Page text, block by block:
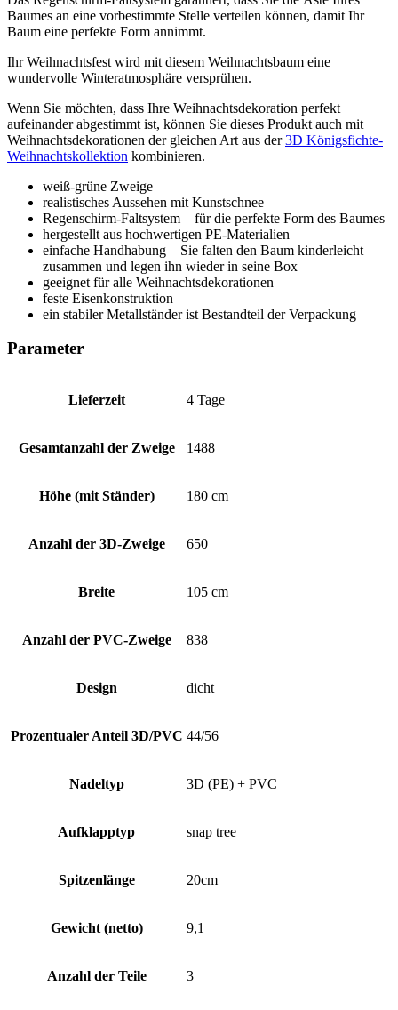
Baumes an eine vorbestimmte Stelle verteilen können, damit Ihr
Baum eine perfekte Form annimmt.
Ihr Weihnachtsfest wird mit diesem Weihnachtsbaum eine
wundervolle Winteratmosphäre versprühen.
Wenn Sie möchten, dass Ihre Weihnachtsdekoration perfekt
aufeinander abgestimmt ist, können Sie dieses Produkt auch mit
Weihnachtsdekorationen der gleichen Art aus der3D Königsfichte-
Weihnachtskollektion kombinieren.
weiß-grüne Zweige
realistisches Aussehen mit Kunstschnee
Regenschirm-Faltsystem – für die perfekte Form des Baumes
hergestellt aus hochwertigen PE-Materialien
einfache Handhabung – Sie falten den Baum kinderleicht
zusammen und legen ihn wieder in seine Box
geeignet für alle Weihnachtsdekorationen
feste Eisenkonstruktion
ein stabiler Metallständer ist Bestandteil der Verpackung
Parameter
Lieferzeit 4 Tage
Gesamtanzahl der Zweige 1488
Höhe (mit Ständer) 180 cm
Anzahl der 3D-Zweige 650
Breite 105 cm
Anzahl der PVC-Zweige 838
Design dicht
Prozentualer Anteil 3D/PVC 44/56
Nadeltyp 3D (PE) + PVC
Aufklapptyp snap tree
Spitzenlänge 20cm
Gewicht (netto) 9,1
Anzahl der Teile 3